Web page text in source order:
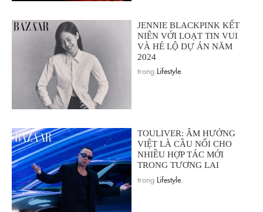
JENNIE BLACKPINK KẾT
NIÊN VỚI LOẠT TIN VUI
VÀ HÉ LỘ DỰ ÁN NĂM
2024
trong Lifestyle
TOULIVER: ÂM HƯỞNG
VIỆT LÀ CẦU NỐI CHO
NHIỀU HỢP TÁC MỚI
TRONG TƯƠNG LAI
trong Lifestyle